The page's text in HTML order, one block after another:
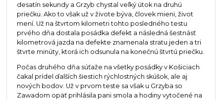
desatín sekundy a Grzyb chystal veľký útok na druhú
priečku. Ako to však už v živote býva, človek mieni, život
mení. Už na štvrtom kilometri tohto posledného testu
prvého dňa dostala posádka defekt a následná šestnásť
kilometrová jazda na defekte znamenala stratu jeden a tri
štvrte minúty, ktorá ich odsunula na konečnú štvrtú priečku.
Počas druhého dňa súťaže na všetky posádky v Košiciach
čakal prídel ďalších šiestich rýchlostných skúšok, ale aj
nových bodov. Už v prvom teste sa však u Grzyba so
Zawadom opäť prihlásila pani smola a hodiny vytočené na